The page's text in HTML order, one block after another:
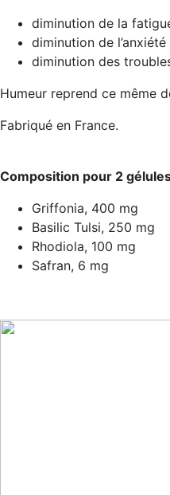
diminution de la
diminution de l’anxiété
diminution des
Humeur reprend ce même
Fabriqué en France.
Composition pour 2
Griffonia, 400 mg
Basilic Tulsi, 250 mg
Rhodiola, 100 mg
Safran, 6 mg